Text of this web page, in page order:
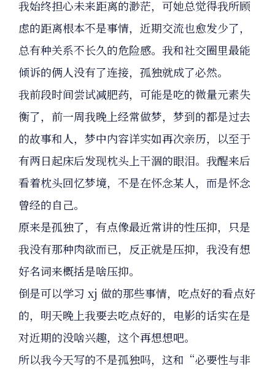
我始终担心未来距离的渺茫，可她总觉得我所顾
虑的距离根本不是事情，近期交流也愈发少了，
总有种关系不长久的危险感。我和社交圈里最能
倾诉的俩人没有了连接，孤独就成了必然。
我前段时间尝试减肥药，可能是吃的微量元素失
衡了，前一周我晚上经常做梦，梦到的都是过去
的故事和人，梦中内容详实如再次亲历，以至于
有两日起床后发现枕头上干涸的眼泪。我醒来后
看着枕头回忆梦境，不是在怀念某人，而是怀念
曾经的自己。
原来是孤独了，有点像最近常讲的性压抑，只是
我没有那种肉欲而已，反正就是压抑，我没有想
好名词来概括是啥压抑。
倒是可以学习 xj 做的那些事情，吃点好的看点好
的，明天晚上我要去吃点好的，电影的话实在是
对近期的没啥兴趣，这个再想想吧。
所以我今天写的不是孤独吗，这和“必要性与非